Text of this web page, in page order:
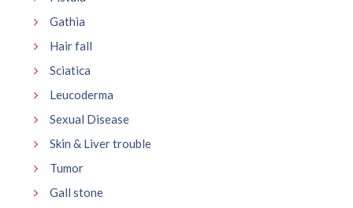
Gathia
Hair fall
Sciatica
Leucoderma
Sexual Disease
Skin & Liver trouble
Tumor
Gall stone